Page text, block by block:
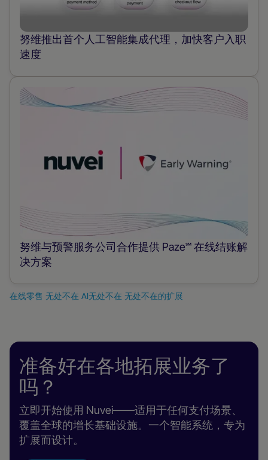
努维推出首个人工智能集成代理，加快客户入职
速度
努维与预警服务公司合作提供 Paze℠ 在线结账解
决方案
在线零售
零
售
无处不在 AI无处不在 无处不在的扩展
准备好在各地拓展业务了
吗？
立即开始使用 Nuvei——适用于任何支付场景、
覆盖全球的增长基础设施。一个智能系统，专为
扩展而设计。